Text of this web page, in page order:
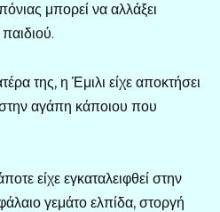
μπορεί να αλλάξει
της, η Έμιλι είχε αποκτήσει
στην αγάπη κάποιου που
είχε εγκαταλειφθεί στην
γεμάτο ελπίδα, στοργή